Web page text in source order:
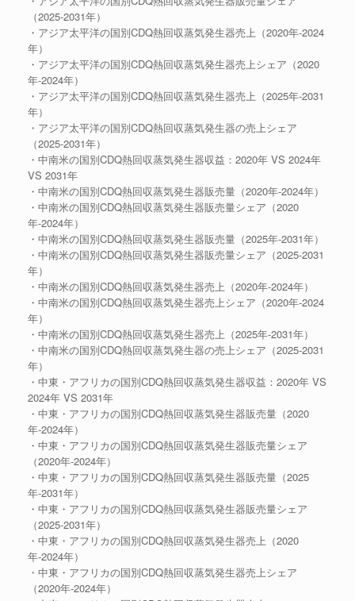
（2025-2031年）
・アジア太平洋の国別CDQ熱回収蒸気発生器売上（2020年-2024
年）
・アジア太平洋の国別CDQ熱回収蒸気発生器売上シェア（2020
年-2024年）
・アジア太平洋の国別CDQ熱回収蒸気発生器売上（2025年-2031
年）
・アジア太平洋の国別CDQ熱回収蒸気発生器の売上シェア
（2025-2031年）
・中南米の国別CDQ熱回収蒸気発生器収益：2020年 VS 2024年
VS 2031年
・中南米の国別CDQ熱回収蒸気発生器販売量（2020年-2024年）
・中南米の国別CDQ熱回収蒸気発生器販売量シェア（2020
年-2024年）
・中南米の国別CDQ熱回収蒸気発生器販売量（2025年-2031年）
・中南米の国別CDQ熱回収蒸気発生器販売量シェア（2025-2031
年）
・中南米の国別CDQ熱回収蒸気発生器売上（2020年-2024年）
・中南米の国別CDQ熱回収蒸気発生器売上シェア（2020年-2024
年）
・中南米の国別CDQ熱回収蒸気発生器売上（2025年-2031年）
・中南米の国別CDQ熱回収蒸気発生器の売上シェア（2025-2031
年）
・中東・アフリカの国別CDQ熱回収蒸気発生器収益：2020年 VS
2024年 VS 2031年
・中東・アフリカの国別CDQ熱回収蒸気発生器販売量（2020
年-2024年）
・中東・アフリカの国別CDQ熱回収蒸気発生器販売量シェア
（2020年-2024年）
・中東・アフリカの国別CDQ熱回収蒸気発生器販売量（2025
年-2031年）
・中東・アフリカの国別CDQ熱回収蒸気発生器販売量シェア
（2025-2031年）
・中東・アフリカの国別CDQ熱回収蒸気発生器売上（2020
年-2024年）
・中東・アフリカの国別CDQ熱回収蒸気発生器売上シェア
（2020年-2024年）